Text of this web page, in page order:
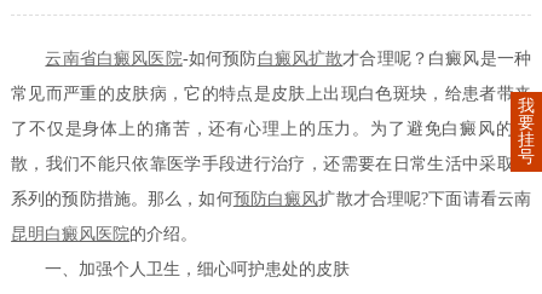
云南省白癜风医院-如何预防白癜风扩散才合理呢？白癜风是一种
常见而严重的皮肤病，它的特点是皮肤上出现白色斑块，给患者带来
了不仅是身体上的痛苦，还有心理上的压力。为了避免白癜风的扩
散，我们不能只依靠医学手段进行治疗，还需要在日常生活中采取一
系列的预防措施。那么，如何预防白癜风扩散才合理呢?下面请看云南
昆明白癜风医院的介绍。
一、加强个人卫生，细心呵护患处的皮肤
我
要
挂
号